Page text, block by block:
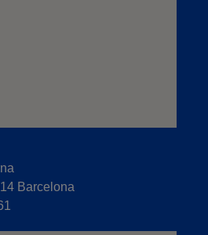
Barcelona